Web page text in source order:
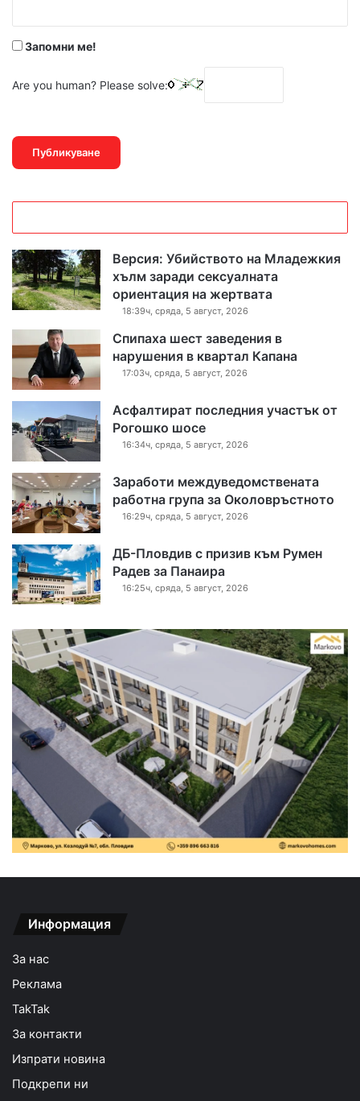
Запомни ме!
Are you human? Please solve:
Версия: Убийството на Младежкия
хълм заради сексуалната
ориентация на жертвата
18:39ч, сряда, 5 август, 2026
Спипаха шест заведения в
нарушения в квартал Капана
17:03ч, сряда, 5 август, 2026
Асфалтират последния участък от
Рогошко шосе
16:34ч, сряда, 5 август, 2026
Заработи междуведомствената
работна група за Околовръстното
16:29ч, сряда, 5 август, 2026
ДБ-Пловдив с призив към Румен
Радев за Панаира
16:25ч, сряда, 5 август, 2026
Информация
За нас
Реклама
TakTak
За контакти
Изпрати новина
Подкрепи ни